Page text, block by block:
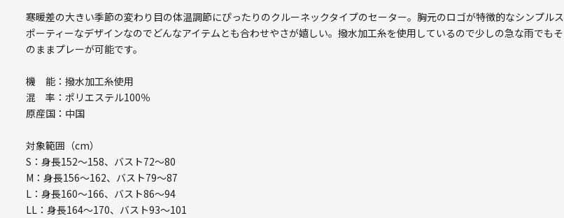
寒暖差の大きい季節の変わり目の体温調節にぴったりのクルーネックタイプのセーター。胸元のロゴが特徴的なシンプルス
ポーティーなデザインなのでどんなアイテムとも合わせやさが嬉しい。撥水加工糸を使用しているので少しの急な雨でもそ
のままプレーが可能です。
機 能：撥水加工糸使用
混 率：ポリエステル100％
原産国：中国
対象範囲（cm）
S：身長152～158、バスト72～80
M：身長156～162、バスト79～87
L：身長160～166、バスト86～94
LL：身長164～170、バスト93～101